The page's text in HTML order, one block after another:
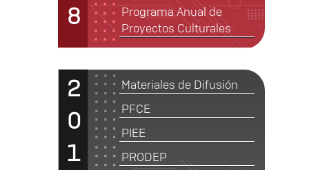
8
Programa Anual de
Proyectos Culturales
2
0
1
Materiales de Difusión
PFCE
PIEE
PRODEP